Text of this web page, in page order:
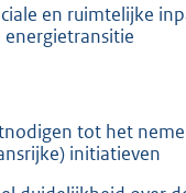
en ruimtelijke
energietransitie
tot het
initiatieven